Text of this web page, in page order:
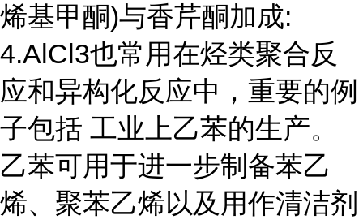
烯基甲酮)与香芹酮加成:
4.AlCl3也常用在烃类聚合反
应和异构化反应中，重要的例
子包括 工业上乙苯的生产。
乙苯可用于进一步制备苯乙
烯、聚苯乙烯以及用作清洁剂